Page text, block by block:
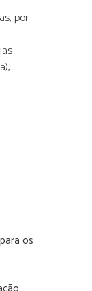
por
os